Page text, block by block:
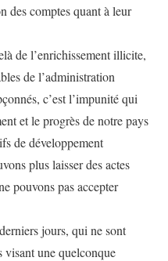
des comptes quant à leur
de l’enrichissement illicite,
de l’administration
c’est l’impunité qui
et le progrès de notre pays
de développement
plus laisser des actes
pouvons pas accepter
jours, qui ne sont
visant une quelconque